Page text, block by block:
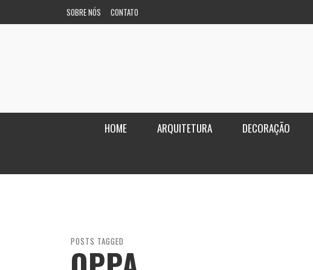
SOBRE NÓS CONTATO
HOME ARQUITETURA DECORAÇÃO
POSTS TAGGED